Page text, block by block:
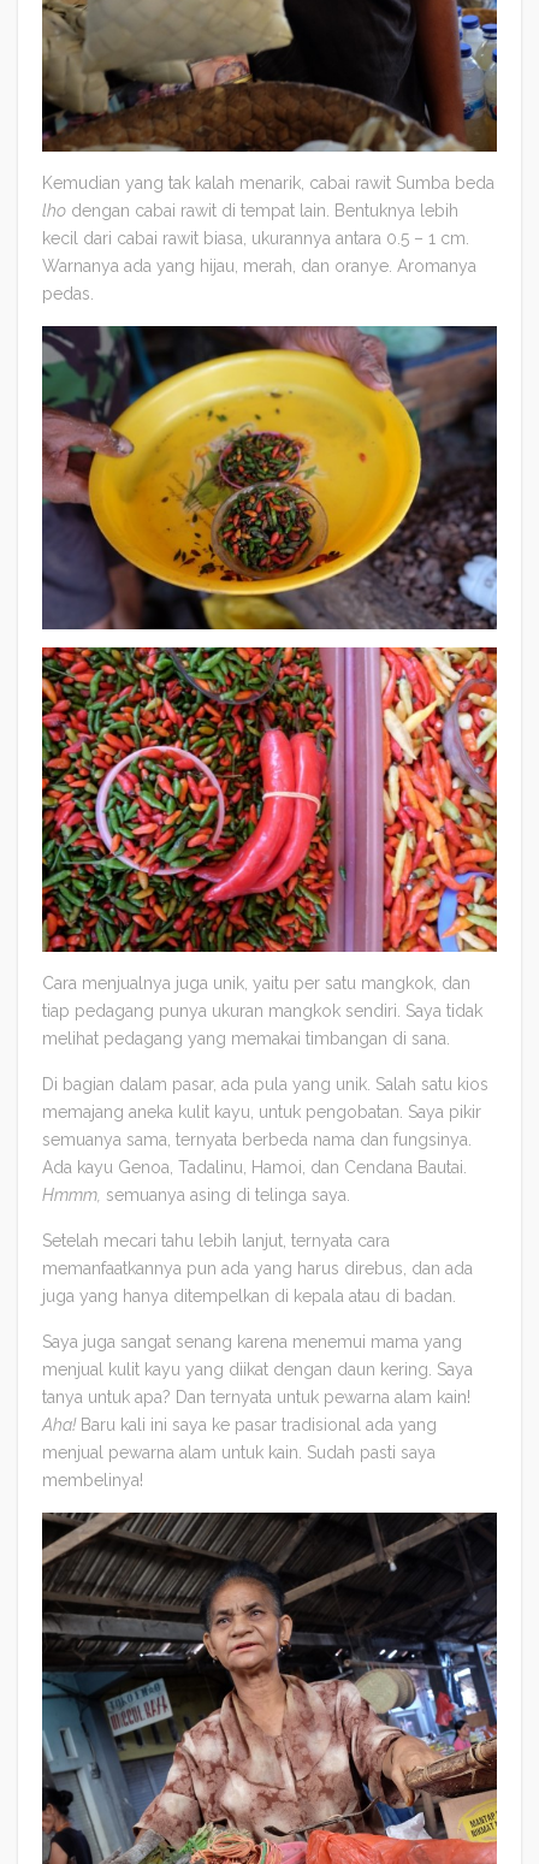
Kemudian yang tak kalah menarik, cabai rawit Sumba beda
lho dengan cabai rawit di tempat lain. Bentuknya lebih
kecil dari cabai rawit biasa, ukurannya antara 0.5 – 1 cm.
Warnanya ada yang hijau, merah, dan oranye. Aromanya
pedas.
Cara menjualnya juga unik, yaitu per satu mangkok, dan
tiap pedagang punya ukuran mangkok sendiri. Saya tidak
melihat pedagang yang memakai timbangan di sana.
Di bagian dalam pasar, ada pula yang unik. Salah satu kios
memajang aneka kulit kayu, untuk pengobatan. Saya pikir
semuanya sama, ternyata berbeda nama dan fungsinya.
Ada kayu Genoa, Tadalinu, Hamoi, dan Cendana Bautai.
Hmmm, semuanya asing di telinga saya.
Setelah mecari tahu lebih lanjut, ternyata cara
memanfaatkannya pun ada yang harus direbus, dan ada
juga yang hanya ditempelkan di kepala atau di badan.
Saya juga sangat senang karena menemui mama yang
menjual kulit kayu yang diikat dengan daun kering. Saya
tanya untuk apa? Dan ternyata untuk pewarna alam kain!
Aha!Baru kali ini saya ke pasar tradisional ada yang
menjual pewarna alam untuk kain. Sudah pasti saya
membelinya!